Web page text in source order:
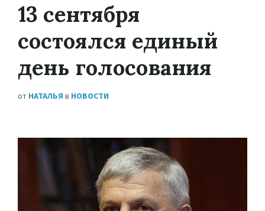
13 сентября
состоялся единый
день голосования
от НАТАЛЬЯ в НОВОСТИ